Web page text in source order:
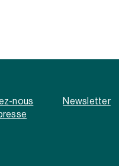
nous
Newsletter